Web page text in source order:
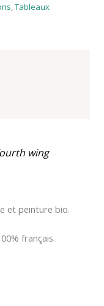
,Tableaux
wing
et peinture bio.
français.